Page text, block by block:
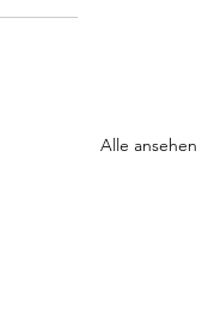
Alle ansehen